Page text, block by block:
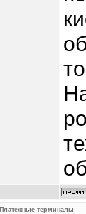
Платежные терминалы